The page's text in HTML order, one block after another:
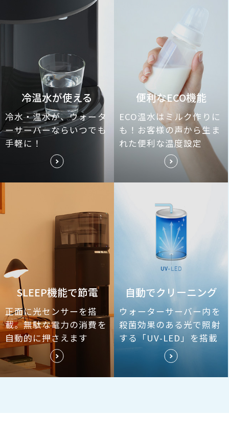
冷温水が使える
冷水・温水が、ウォータ
ーサーバーならいつでも
手軽に！
便利なECO機能
ECO温水はミルク作りに
も！お客様の声から生ま
れた便利な温度設定
SLEEP機能で節電
正面に光センサーを搭
載。無駄な電力の消費を
自動的に押さえます
自動でクリーニング
ウォーターサーバー内を
殺菌効果のある光で照射
する「UV-LED」を搭載